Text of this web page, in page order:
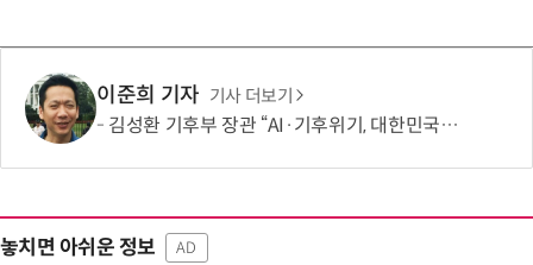
이준희 기자 기사 더보기
김성환 기후부 장관 “AI·기후위기, 대한민국이 함께 해결할 첫 국가 될 것”
놓치면 아쉬운 정보 AD